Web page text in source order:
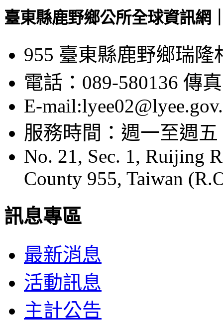
臺東縣鹿野鄉公所全球資訊網
955 臺東縣鹿野鄉瑞隆
電話：089-580136 傳
E-
服務時間：週一至週五
No. 21, Sec. 1, Ruijing
County 955, Taiwan
訊息專區
最新消息
活動訊息
主計公告